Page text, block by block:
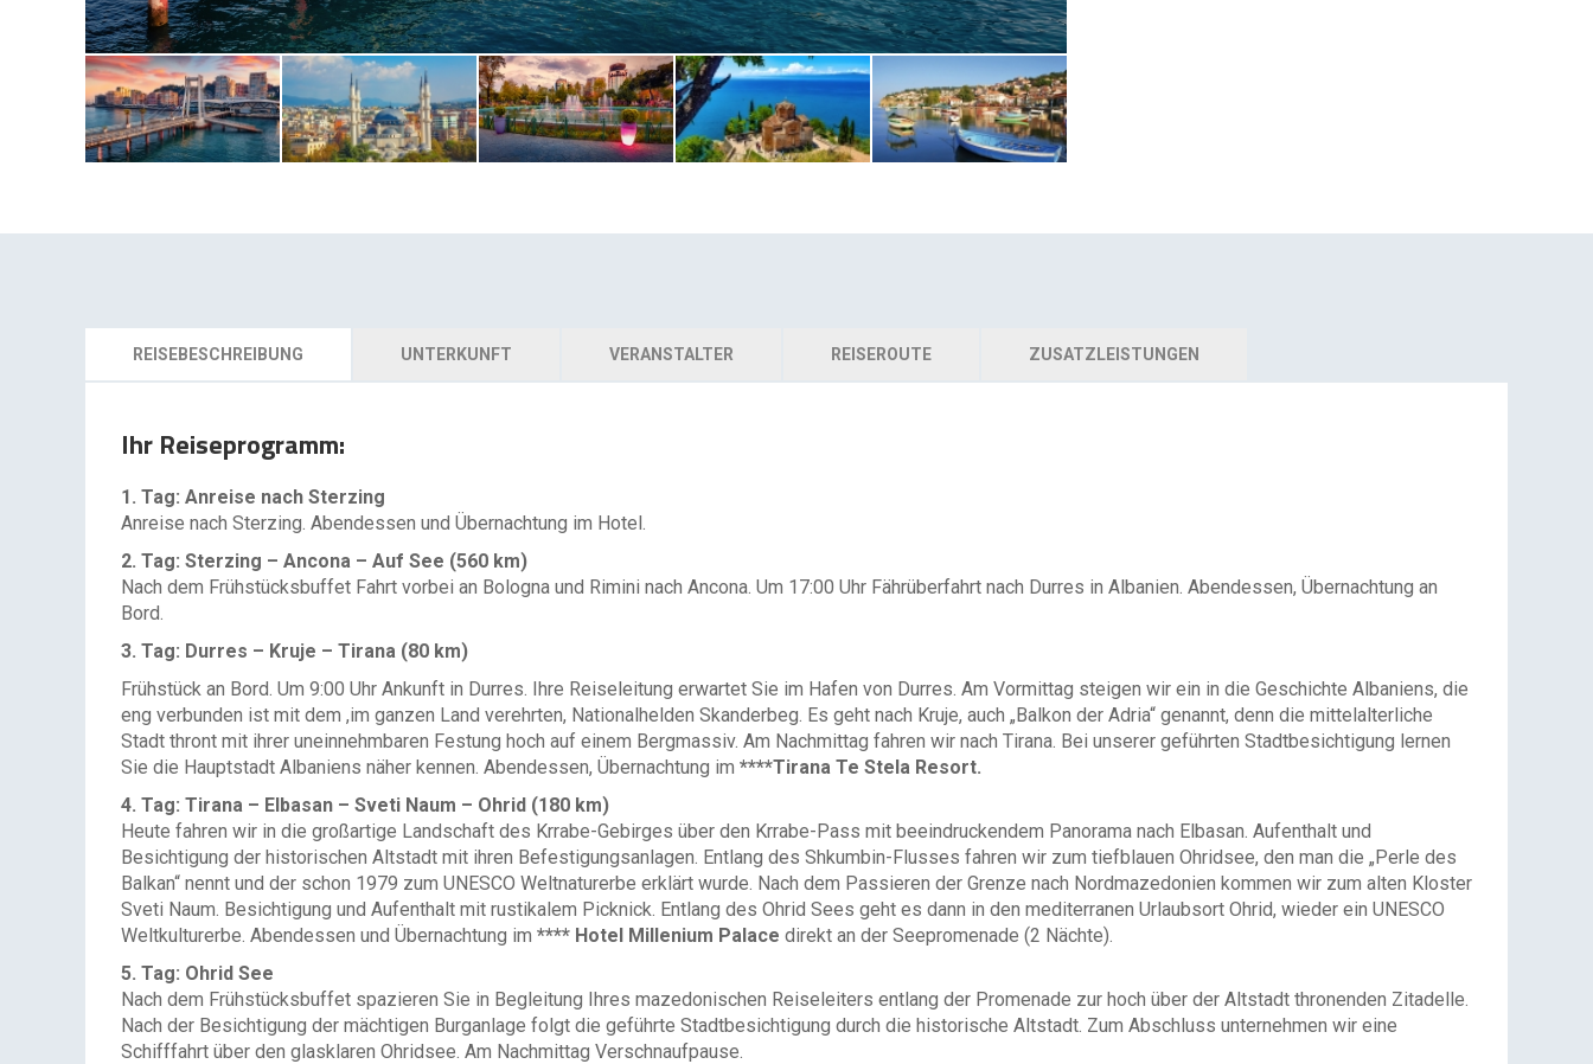
REISEBESCHREIBUNG UNTERKUNFT VERANSTALTER REISEROUTE ZUSATZLEISTUNGEN
Ihr Reiseprogramm:
1. Tag: Anreise nach Sterzing
Anreise nach Sterzing. Abendessen und Übernachtung im Hotel.
2. Tag: Sterzing – Ancona – Auf See (560 km)
Nach dem Frühstücksbuffet Fahrt vorbei an Bologna und Rimini nach Ancona. Um 17:00 Uhr Fährüberfahrt nach Durres in Albanien. Abendessen, Übernachtung an
Bord.
3. Tag: Durres – Kruje – Tirana (80 km)
Frühstück an Bord. Um 9:00 Uhr Ankunft in Durres. Ihre Reiseleitung erwartet Sie im Hafen von Durres. Am Vormittag steigen wir ein in die Geschichte Albaniens, die
eng verbunden ist mit dem ,im ganzen Land verehrten, Nationalhelden Skanderbeg. Es geht nach Kruje, auch „Balkon der Adria“ genannt, denn die mittelalterliche
Stadt thront mit ihrer uneinnehmbaren Festung hoch auf einem Bergmassiv. Am Nachmittag fahren wir nach Tirana. Bei unserer geführten Stadtbesichtigung lernen
Sie die Hauptstadt Albaniens näher kennen. Abendessen, Übernachtung im ****Tirana Te Stela Resort.
4. Tag: Tirana – Elbasan – Sveti Naum – Ohrid (180 km)
Heute fahren wir in die großartige Landschaft des Krrabe-Gebirges über den Krrabe-Pass mit beeindruckendem Panorama nach Elbasan. Aufenthalt und
Besichtigung der historischen Altstadt mit ihren Befestigungsanlagen. Entlang des Shkumbin-Flusses fahren wir zum tiefblauen Ohridsee, den man die „Perle des
Balkan“ nennt und der schon 1979 zum UNESCO Weltnaturerbe erklärt wurde. Nach dem Passieren der Grenze nach Nordmazedonien kommen wir zum alten Kloster
Sveti Naum. Besichtigung und Aufenthalt mit rustikalem Picknick. Entlang des Ohrid Sees geht es dann in den mediterranen Urlaubsort Ohrid, wieder ein UNESCO
Weltkulturerbe. Abendessen und Übernachtung im **** Hotel Millenium Palace direkt an der Seepromenade (2 Nächte).
5. Tag: Ohrid See
Nach dem Frühstücksbuffet spazieren Sie in Begleitung Ihres mazedonischen Reiseleiters entlang der Promenade zur hoch über der Altstadt thronenden Zitadelle.
Nach der Besichtigung der mächtigen Burganlage folgt die geführte Stadtbesichtigung durch die historische Altstadt. Zum Abschluss unternehmen wir eine
Schifffahrt über den glasklaren Ohridsee. Am Nachmittag Verschnaufpause.